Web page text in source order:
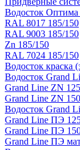
Водосток
RAL 8017 185/150
RAL 9003 185/150
Zn 185/150
RAL 7024 185/150
Водосток краска
Водосток Grand
Grand Line ZN
Grand Line ZN
Водосток Grand
Grand Line ПЭ
Grand Line ПЭ
Grand Line ПЭ